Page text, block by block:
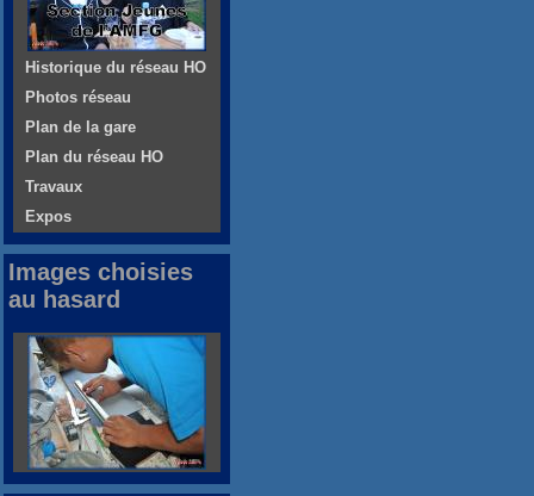
Historique du réseau HO
Photos réseau
Plan de la gare
Plan du réseau HO
Travaux
Expos
Images choisies
au hasard